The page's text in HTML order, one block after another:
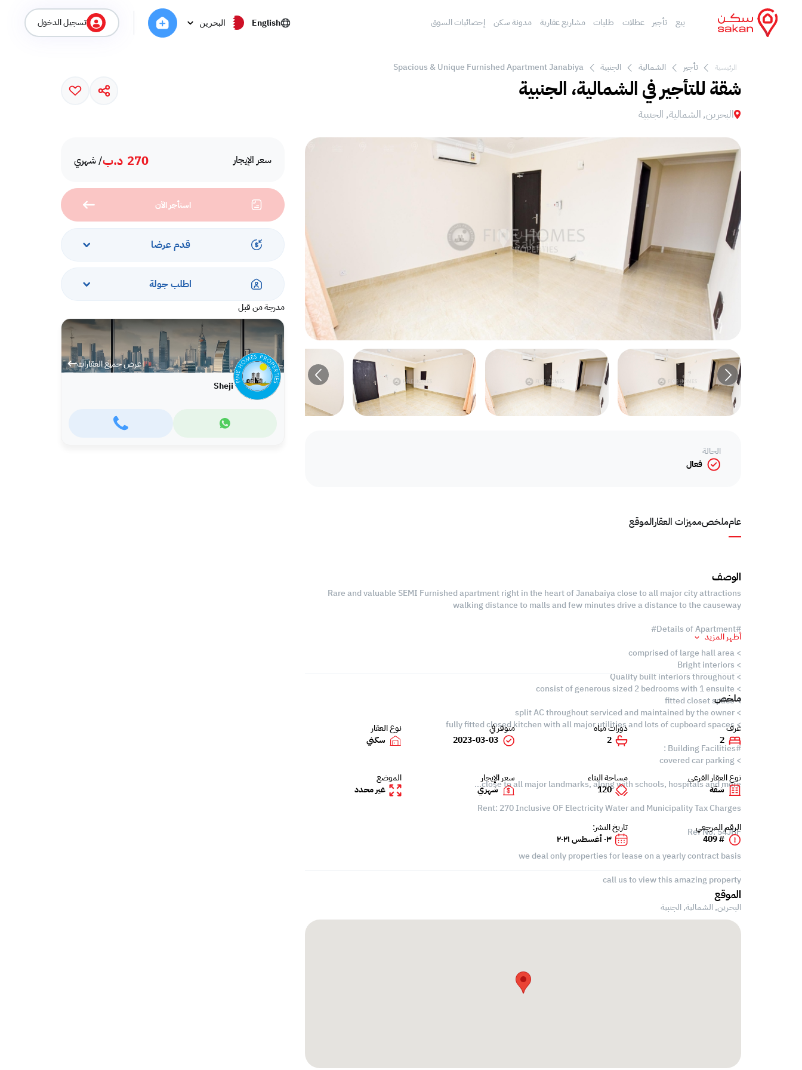
بيع تأجير عطلات طلبات مشاريع عقارية مدونة سكن إحصائيات السوق English البحرين تسجيل الدخول
الرئيسية تأجير الشمالية الجنبية Spacious & Unique Furnished Apartment Janabiya
شقة للتأجير في الشمالية، الجنبية
البحرين, الشمالية, الجنبية
سعر الإيجار 270 د.ب/ شهري
استأجر الآن
قدم عرضا
اطلب جولة
مدرجة من قبل
عرض جميع العقارات
Sheji
عامملخصمميزات العقارالموقع
الحالة
فعال
الوصف
Rare and valuable SEMI Furnished apartment right in the heart of Janabaiya close to all major city attractions
walking distance to malls and few minutes drive a distance to the causeway
#Details of Apartment#
> comprised of large hall area
> Bright interiors
> Quality built interiors throughout
> consist of generous sized 2 bedrooms with 1 ensuite
> fitted closet space
> split AC throughout serviced and maintained by the owner
> fully fitted closed kitchen with all major utilities and lots of cupboard spaces
#Building Facilities :
> covered car parking
close to all major landmarks, along with schools, hospitals and more...
Rent: 270 Inclusive OF Electricity Water and Municipality Tax Charges
Ref No: 54JBF
we deal only properties for lease on a yearly contract basis
call us to view this amazing property
أظهر المزيد
ملخص
غرف
2
دورات مياه
2
متوفر في
2023-03-03
نوع العقار
سكني
نوع العقار الفرعي
شقة
مساحة البناء
120
سعر الإيجار
شهري
الموضع
غير محدد
الرقم المرجعي
# 409
تاريخ النشر:
٠٣ أغسطس ٢٠٢١
الموقع
البحرين, الشمالية,الجنبية